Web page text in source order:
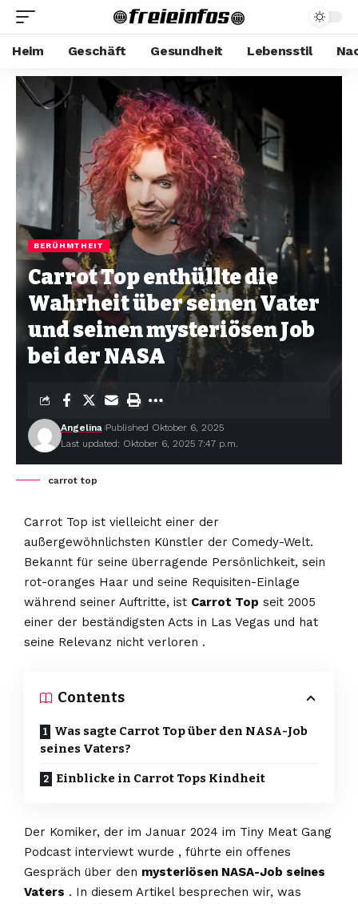
Heim Geschäft Gesundheit Lebensstil
BERÜHMTHEIT
Carrot Top enthüllte die
Wahrheit über seinen Vater
und seinen mysteriösen Job
bei der NASA
Last updated: Oktober 6, 2025 7:47 p.m.
Angelina Published Oktober 6, 2025
carrot top
Carrot Top ist vielleicht einer der
außergewöhnlichsten Künstler der Comedy-Welt.
Bekannt für seine überragende Persönlichkeit, sein
rot-oranges Haar und seine Requisiten-Einlage
während seiner Auftritte, ist Carrot Top seit 2005
einer der beständigsten Acts in Las Vegas und hat
seine Relevanz nicht verloren .
Contents
Was sagte Carrot Top über den NASA-Job
seines Vaters?
Einblicke in Carrot Tops Kindheit
Der Komiker, der im Januar 2024 im Tiny Meat Gang
Podcast interviewt wurde , führte ein offenes
Gespräch über den mysteriösen NASA-Job seines
Vaters . In diesem Artikel besprechen wir, was